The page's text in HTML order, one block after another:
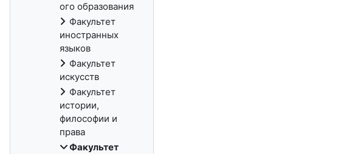
ого образования
Факультет
иностранных
языков
Факультет
искусств
Факультет
истории,
философии и
права
Факультет